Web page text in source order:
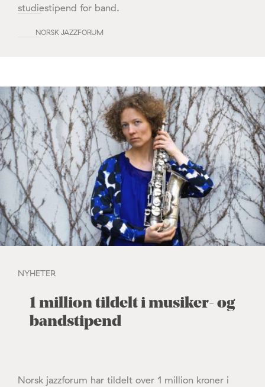
studiestipend for band.
NORSK JAZZFORUM
NYHETER
1 million tildelt i musiker- og
bandstipend
Norsk jazzforum har tildelt over 1 million kroner i